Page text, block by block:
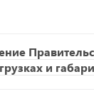
и